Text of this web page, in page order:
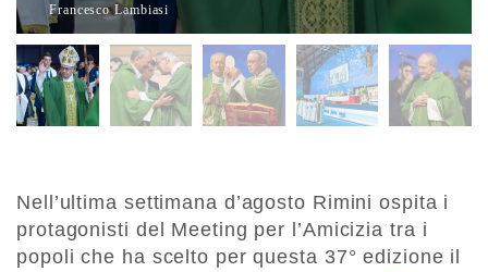
Francesco Lambiasi
Nell’ultima settimana d’agosto Rimini ospita i
protagonisti del Meeting per l’Amicizia tra i
popoli che ha scelto per questa 37° edizione il